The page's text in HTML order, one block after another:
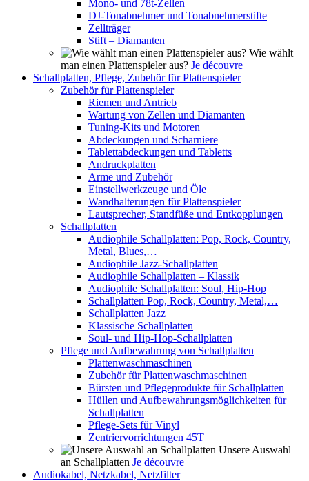
Mono- und 78t-Zellen
DJ-Tonabnehmer und Tonabnehmerstifte
Zellträger
Stift – Diamanten
Wie wählt
man einen Plattenspieler aus? Je découvre
Schallplatten, Pflege, Zubehör für Plattenspieler
Zubehör für Plattenspieler
Riemen und Antrieb
Wartung von Zellen und Diamanten
Tuning-Kits und Motoren
Abdeckungen und Scharniere
Tablettabdeckungen und Tabletts
Andruckplatten
Arme und Zubehör
Einstellwerkzeuge und Öle
Wandhalterungen für Plattenspieler
Lautsprecher, Standfüße und Entkopplungen
Schallplatten
Audiophile Schallplatten: Pop, Rock, Country,
Metal, Blues,…
Audiophile Jazz-Schallplatten
Audiophile Schallplatten – Klassik
Audiophile Schallplatten: Soul, Hip-Hop
Schallplatten Pop, Rock, Country, Metal,…
Schallplatten Jazz
Klassische Schallplatten
Soul- und Hip-Hop-Schallplatten
Pflege und Aufbewahrung von Schallplatten
Plattenwaschmaschinen
Zubehör für Plattenwaschmaschinen
Bürsten und Pflegeprodukte für Schallplatten
Hüllen und Aufbewahrungsmöglichkeiten für
Schallplatten
Pflege-Sets für Vinyl
Zentriervorrichtungen 45T
Unsere Auswahl
an Schallplatten Je découvre
Audiokabel, Netzkabel, Netzfilter